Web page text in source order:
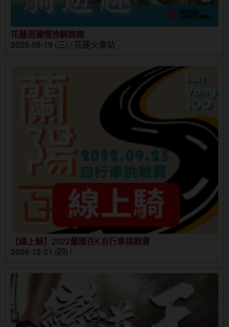
花蓮洄瀾慢旅騎遊趣
2026-08-19 (三) / 花蓮火車站
【線上騎】2022蘭陽百K自行車挑戰賽
2026-12-31 (四) /